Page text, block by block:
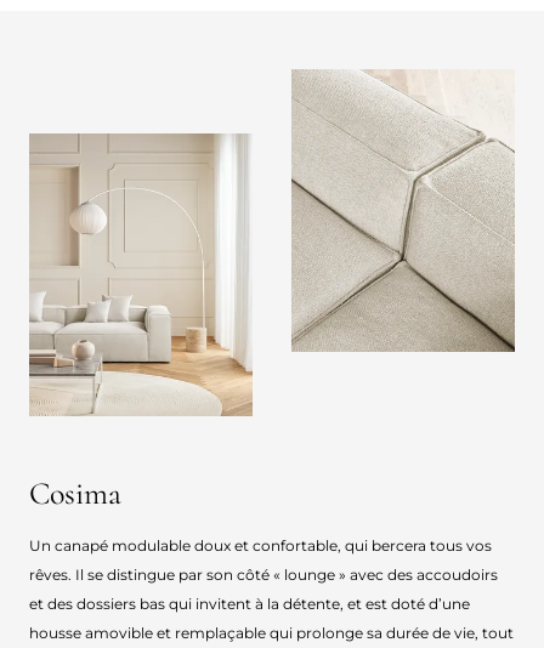
Cosima
Un canapé modulable doux et confortable, qui bercera tous vos
rêves. Il se distingue par son côté « lounge » avec des accoudoirs
et des dossiers bas qui invitent à la détente, et est doté d’une
housse amovible et remplaçable qui prolonge sa durée de vie, tout